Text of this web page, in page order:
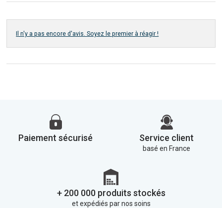
Il n'y a pas encore d'avis. Soyez le premier à réagir !
Paiement sécurisé Service client
basé en France
+ 200 000 produits stockés
et expédiés par nos soins